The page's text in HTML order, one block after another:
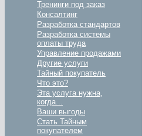
Тренинги под заказ
Консалтинг
Разработка стандартов
Разработка системы
оплаты труда
Управление продажами
Другие услуги
Тайный покупатель
Что это?
Эта услуга нужна,
когда...
Ваши выгоды
Стать Тайным
покупателем